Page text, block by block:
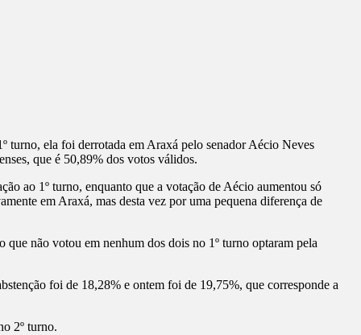
turno, ela foi derrotada em Araxá pelo senador Aécio Neves
que é 50,89% dos votos válidos.
ao 1º turno, enquanto que a votação de Aécio aumentou só
em Araxá, mas desta vez por uma pequena diferença de
não votou em nenhum dos dois no 1º turno optaram pela
foi de 18,28% e ontem foi de 19,75%, que corresponde a
2º turno.